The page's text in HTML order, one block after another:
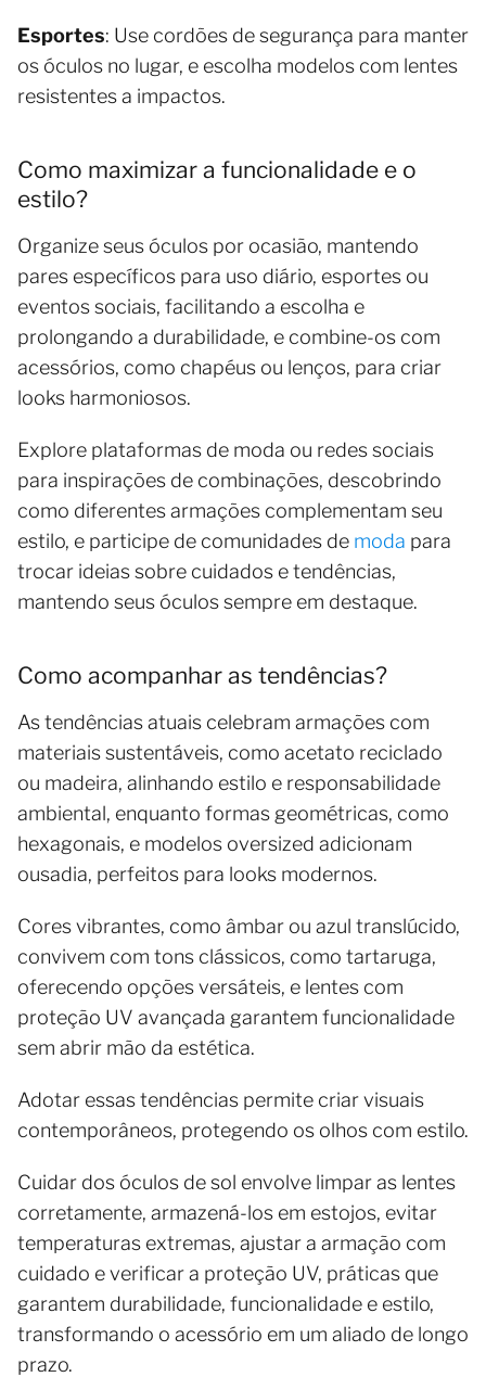
Esportes: Use cordões de segurança para manter
os óculos no lugar, e escolha modelos com lentes
resistentes a impactos.
Como maximizar a funcionalidade e o
estilo?
Organize seus óculos por ocasião, mantendo
pares específicos para uso diário, esportes ou
eventos sociais, facilitando a escolha e
prolongando a durabilidade, e combine-os com
acessórios, como chapéus ou lenços, para criar
looks harmoniosos.
Explore plataformas de moda ou redes sociais
para inspirações de combinações, descobrindo
como diferentes armações complementam seu
estilo, e participe de comunidades de moda para
trocar ideias sobre cuidados e tendências,
mantendo seus óculos sempre em destaque.
Como acompanhar as tendências?
As tendências atuais celebram armações com
materiais sustentáveis, como acetato reciclado
ou madeira, alinhando estilo e responsabilidade
ambiental, enquanto formas geométricas, como
hexagonais, e modelos oversized adicionam
ousadia, perfeitos para looks modernos.
Cores vibrantes, como âmbar ou azul translúcido,
convivem com tons clássicos, como tartaruga,
oferecendo opções versáteis, e lentes com
proteção UV avançada garantem funcionalidade
sem abrir mão da estética.
Adotar essas tendências permite criar visuais
contemporâneos, protegendo os olhos com estilo.
Cuidar dos óculos de sol envolve limpar as lentes
corretamente, armazená-los em estojos, evitar
temperaturas extremas, ajustar a armação com
cuidado e verificar a proteção UV, práticas que
garantem durabilidade, funcionalidade e estilo,
transformando o acessório em um aliado de longo
prazo.